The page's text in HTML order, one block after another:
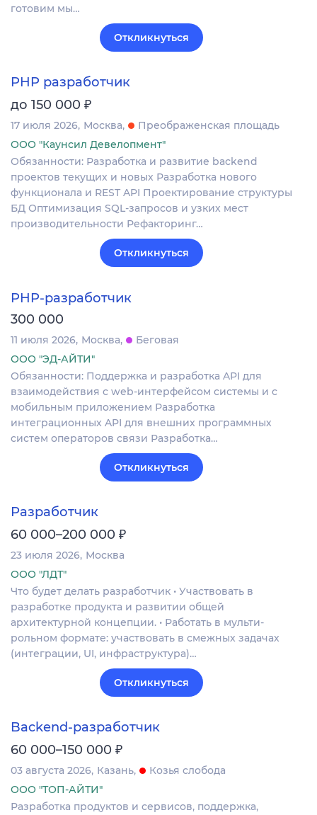
готовим мы…
Откликнуться
PHP разработчик
до 150 000 ₽
17 июля 2026 Москва
Преображенская площадь
ООО "Каунсил Девелопмент"
Обязанности: Разработка и развитие backend
проектов текущих и новых Разработка нового
функционала и REST API Проектирование структуры
БД Оптимизация SQL-запросов и узких мест
производительности Рефакторинг…
Откликнуться
PHP-разработчик
300 000
11 июля 2026 Москва
Беговая
ООО "ЭД-АЙТИ"
Обязанности: Поддержка и разработка API для
взаимодействия с web-интерфейсом системы и с
мобильным приложением Разработка
интеграционных API для внешних программных
систем операторов связи Разработка…
Откликнуться
Разработчик
60 000–200 000 ₽
23 июля 2026 Москва
ООО "ЛДТ"
Что будет делать разработчик • Участвовать в
разработке продукта и развитии общей
архитектурной концепции. • Работать в мульти-
рольном формате: участвовать в смежных задачах
(интеграции, UI, инфраструктура)…
Откликнуться
Backend-разработчик
60 000–150 000 ₽
03 августа 2026 Казань
Козья слобода
ООО "ТОП-АЙТИ"
Разработка продуктов и сервисов, поддержка,